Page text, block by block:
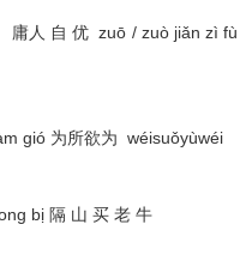
庸人 自 优 zuō / zuò jiǎn zì fù
gió 为所欲为 wéisuǒyùwéi
bị 隔 山 买 老 牛